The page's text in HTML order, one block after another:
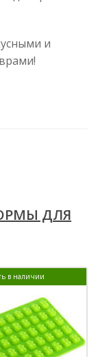
и
ДЛЯ
в наличии